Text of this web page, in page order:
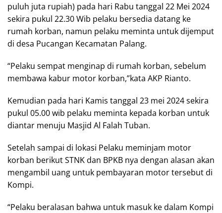
puluh juta rupiah) pada hari Rabu tanggal 22 Mei 2024
sekira pukul 22.30 Wib pelaku bersedia datang ke
rumah korban, namun pelaku meminta untuk dijemput
di desa Pucangan Kecamatan Palang.
“Pelaku sempat menginap di rumah korban, sebelum
membawa kabur motor korban,”kata AKP Rianto.
Kemudian pada hari Kamis tanggal 23 mei 2024 sekira
pukul 05.00 wib pelaku meminta kepada korban untuk
diantar menuju Masjid Al Falah Tuban.
Setelah sampai di lokasi Pelaku meminjam motor
korban berikut STNK dan BPKB nya dengan alasan akan
mengambil uang untuk pembayaran motor tersebut di
Kompi.
“Pelaku beralasan bahwa untuk masuk ke dalam Kompi